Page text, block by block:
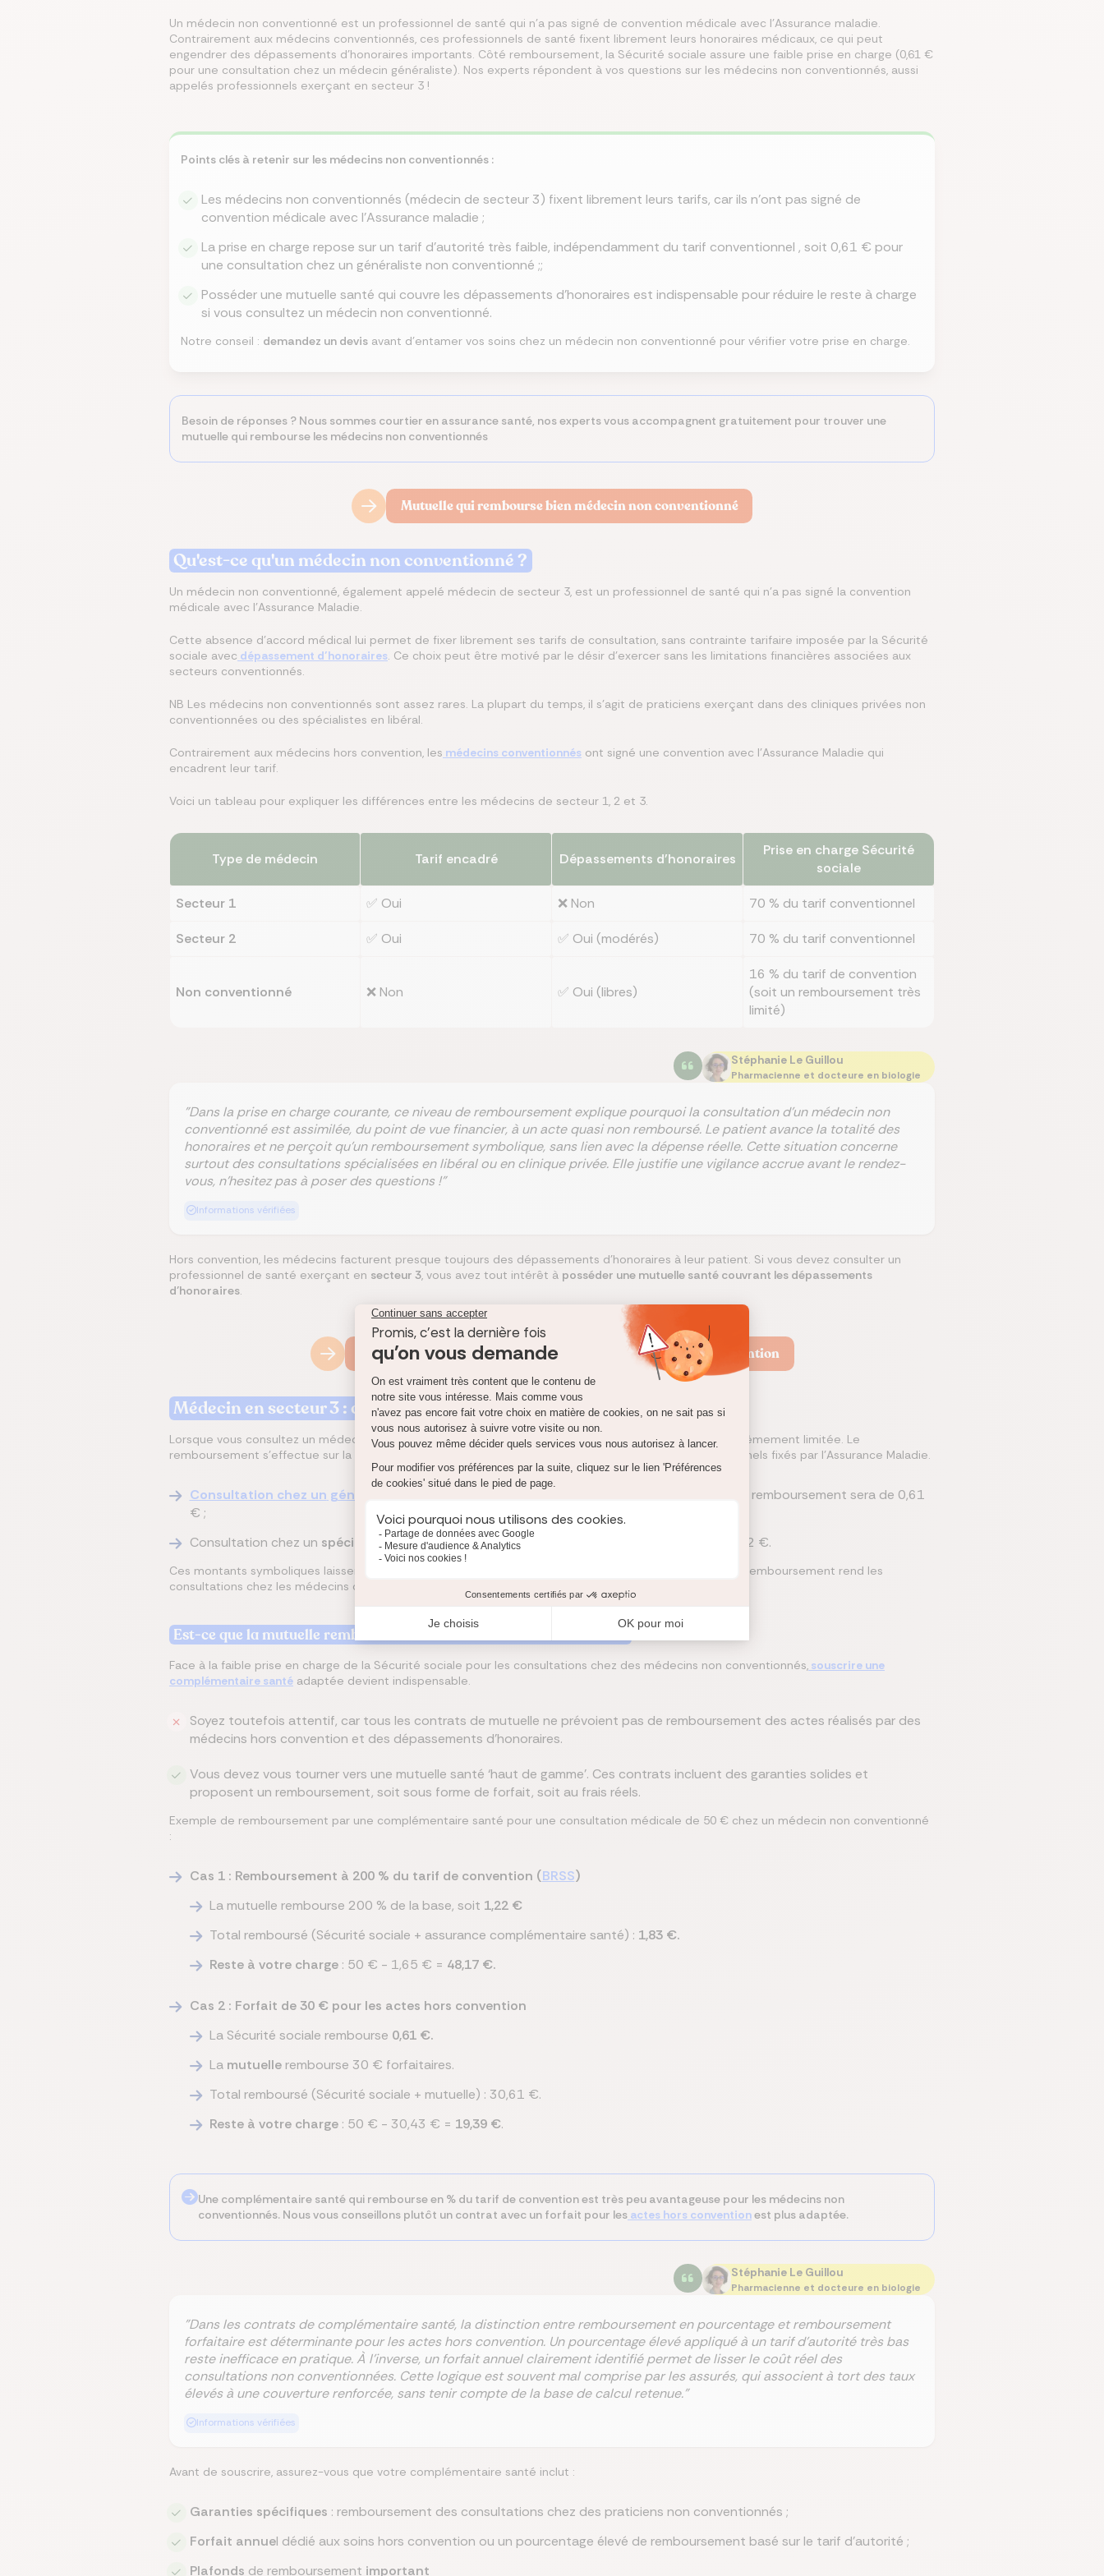
Économisez jusqu’à 250 €/mois
en changeant d’assurance de
prêt
Comparer les assurances de prêt
Trouvez le meilleur taux
immobilier pour votre projet
Simuler mon prêt immobilier
Économisez jusqu’à 456 €/an
sur votre assurance santé
Comparer les mutuelles santé
Comparez les meilleures
assurances du marché au
même endroit
Comparer les assurances prévoyances
Trouvez la meilleure assurance
en quelques clics
Comparer les assurances
Un médecin non conventionné est un professionnel de santé qui n’a pas signé de convention médicale avec l’Assurance maladie.
Contrairement aux médecins conventionnés, ces professionnels de santé fixent librement leurs honoraires médicaux, ce qui peut
engendrer des dépassements d’honoraires importants. Côté remboursement, la Sécurité sociale assure une faible prise en charge (0,61 €
pour une consultation chez un médecin généraliste). Nos experts répondent à vos questions sur les médecins non conventionnés, aussi
appelés professionnels exerçant en secteur 3 !
Points clés à retenir sur les médecins non conventionnés :
Les médecins non conventionnés (médecin de secteur 3) fixent librement leurs tarifs, car ils n'ont pas signé de
convention médicale avec l'Assurance maladie ;
La prise en charge repose sur un tarif d’autorité très faible, indépendamment du tarif conventionnel , soit 0,61 € pour
une consultation chez un généraliste non conventionné ;;
Posséder une mutuelle santé qui couvre les dépassements d’honoraires est indispensable pour réduire le reste à charge
si vous consultez un médecin non conventionné.
Notre conseil : demandez un devis avant d’entamer vos soins chez un médecin non conventionné pour vérifier votre prise en charge.
Besoin de réponses ? Nous sommes courtier en assurance santé, nos experts vous accompagnent gratuitement pour trouver une
mutuelle qui rembourse les médecins non conventionnés
Mutuelle qui rembourse bien médecin non conventionné
Qu'est-ce qu'un médecin non conventionné ?
Un médecin non conventionné, également appelé médecin de secteur 3, est un professionnel de santé qui n'a pas signé la convention
médicale avec l'Assurance Maladie.
Cette absence d’accord médical lui permet de fixer librement ses tarifs de consultation, sans contrainte tarifaire imposée par la Sécurité
sociale avec dépassement d’honoraires. Ce choix peut être motivé par le désir d'exercer sans les limitations financières associées aux
secteurs conventionnés.
NB Les médecins non conventionnés sont assez rares. La plupart du temps, il s’agit de praticiens exerçant dans des cliniques privées non
conventionnées ou des spécialistes en libéral.
Contrairement aux médecins hors convention, les médecins conventionnés ont signé une convention avec l’Assurance Maladie qui
encadrent leur tarif.
Voici un tableau pour expliquer les différences entre les médecins de secteur 1, 2 et 3.
Type de médecin Tarif encadré Dépassements d'honoraires
Prise en charge Sécurité
sociale
Secteur 1 ✅ Oui ❌ Non 70 % du tarif conventionnel
Secteur 2 ✅ Oui ✅ Oui (modérés) 70 % du tarif conventionnel
Non conventionné ❌ Non ✅ Oui (libres)
16 % du tarif de convention
(soit un remboursement très
limité)
Stéphanie Le Guillou
Pharmacienne et docteure en biologie
"Dans la prise en charge courante, ce niveau de remboursement explique pourquoi la consultation d’un médecin non
conventionné est assimilée, du point de vue financier, à un acte quasi non remboursé. Le patient avance la totalité des
honoraires et ne perçoit qu’un remboursement symbolique, sans lien avec la dépense réelle. Cette situation concerne
surtout des consultations spécialisées en libéral ou en clinique privée. Elle justifie une vigilance accrue avant le rendez-
vous, n’hesitez pas à poser des questions !"
Informations vérifiées
Hors convention, les médecins facturent presque toujours des dépassements d’honoraires à leur patient. Si vous devez consulter un
professionnel de santé exerçant en secteur 3, vous avez tout intérêt à posséder une mutuelle santé couvrant les dépassements
d’honoraires.
Comparez les complémentaires santé pour des soins hors convention
Médecin en secteur 3 : quel remboursement par la Sécurité sociale ?
Lorsque vous consultez un médecin non conventionné, la prise en charge par la Sécurité sociale est extrêmement limitée. Le
remboursement s'effectue sur la base d'un "tarif d'autorité", montant bien inférieur aux tarifs conventionnels fixés par l'Assurance Maladie.
Consultation chez un généraliste non conventionné
: quel que soit le montant payé, votre remboursement sera de 0,61
€ ;
Consultation chez un spécialiste non conventionné: la Sécurité sociale prend en charge 1,22 €.
Ces montants symboliques laissent donc un
important. Ce mode de remboursement rend les
consultations chez les médecins conventionnés financièrement plus avantageuses pour les assurés.
Est-ce que la mutuelle rembourse les médecins non conventionnés ?
Face à la faible prise en charge de la Sécurité sociale pour les consultations chez des médecins non conventionnés, souscrire une
complémentaire santé adaptée devient indispensable.
Soyez toutefois attentif, car tous les contrats de mutuelle ne prévoient pas de remboursement des actes réalisés par des
médecins hors convention et des dépassements d’honoraires.
Vous devez vous tourner vers une mutuelle santé ‘haut de gamme’. Ces contrats incluent des garanties solides et
proposent un remboursement, soit sous forme de forfait, soit au frais réels.
Exemple de remboursement par une complémentaire santé pour une consultation médicale de 50 € chez un médecin non conventionné
:
Cas 1 : Remboursement à 200 % du tarif de convention (BRSS)
La mutuelle rembourse 200 % de la base, soit 1,22 €
Total remboursé (Sécurité sociale + assurance complémentaire santé) : 1,83 €.
Reste à votre charge : 50 € - 1,65 € = 48,17 €.
Cas 2 : Forfait de 30 € pour les actes hors convention
La Sécurité sociale rembourse 0,61 €.
La mutuelle rembourse 30 € forfaitaires.
Total remboursé (Sécurité sociale + mutuelle) : 30,61 €.
Reste à votre charge : 50 € - 30,43 € = 19,39 €.
Une complémentaire santé qui rembourse en % du tarif de convention est très peu avantageuse pour les médecins non
conventionnés. Nous vous conseillons plutôt un contrat avec un forfait pour les actes hors conventionest plus adaptée.
Stéphanie Le Guillou
Pharmacienne et docteure en biologie
"Dans les contrats de complémentaire santé, la distinction entre remboursement en pourcentage et remboursement
forfaitaire est déterminante pour les actes hors convention. Un pourcentage élevé appliqué à un tarif d’autorité très bas
reste inefficace en pratique. À l’inverse, un forfait annuel clairement identifié permet de lisser le coût réel des
consultations non conventionnées. Cette logique est souvent mal comprise par les assurés, qui associent à tort des taux
élevés à une couverture renforcée, sans tenir compte de la base de calcul retenue."
Informations vérifiées
Avant de souscrire, assurez-vous que votre complémentaire santé inclut :
Garanties spécifiques : remboursement des consultations chez des praticiens non conventionnés ;
Forfait annuel dédié aux soins hors convention ou un pourcentage élevé de remboursement basé sur le tarif d'autorité ;
Plafonds de remboursement important